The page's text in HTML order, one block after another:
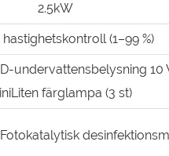
2.5kW
(1–99 %)
undervattensbelysning 10
färglampa (3 st)